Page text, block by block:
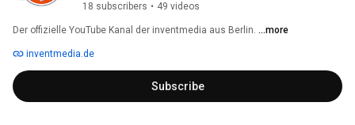
18 subscribers • 49 videos
Der offizielle YouTube Kanal der inventmedia aus Berlin. ...more
inventmedia.de
Subscribe